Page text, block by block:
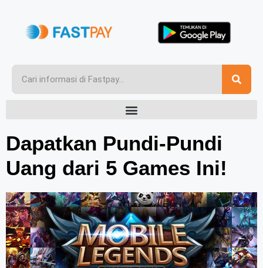
Dapatkan Pundi-Pundi
Uang dari 5 Games Ini!